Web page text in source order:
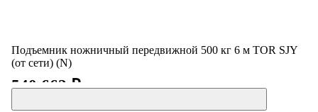
Подъемник ножничный передвижной 500 кг 6 м TOR SJY
(от сети) (N)
540 662 ₽